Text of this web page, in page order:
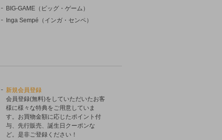
BIG-GAME（ビッグ・ゲーム）
Inga Sempé（インガ・センペ）
新規会員登録
会員登録(無料)をしていただいたお客
様に様々な特典をご用意していま
す。お買物金額に応じたポイント付
与、先行販売、誕生日クーポンな
ど。是非ご登録ください！